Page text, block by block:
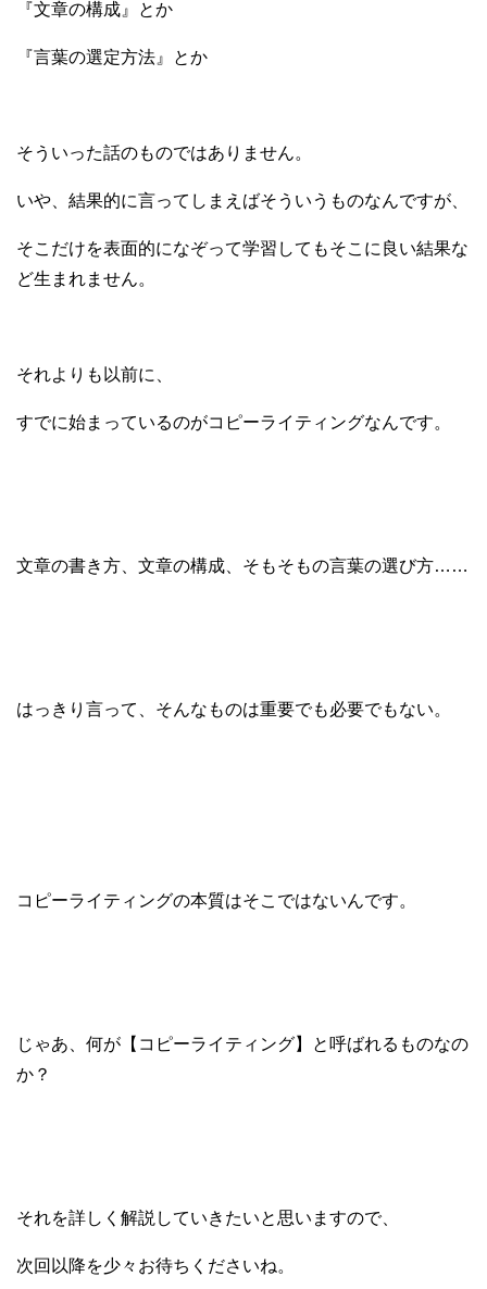
『文章の構成』とか
『言葉の選定方法』とか
そういった話のものではありません。
いや、結果的に言ってしまえばそういうものなんですが、
そこだけを表面的になぞって学習してもそこに良い結果な
ど生まれません。
それよりも以前に、
すでに始まっているのがコピーライティングなんです。
文章の書き方、文章の構成、そもそもの言葉の選び方……
はっきり言って、そんなものは重要でも必要でもない。
コピーライティングの本質はそこではないんです。
じゃあ、何が【コピーライティング】と呼ばれるものなの
か？
それを詳しく解説していきたいと思いますので、
次回以降を少々お待ちくださいね。